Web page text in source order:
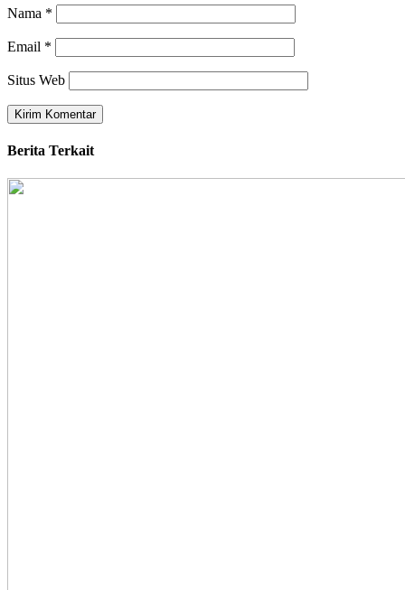
Nama *
Email *
Situs Web
Berita Terkait